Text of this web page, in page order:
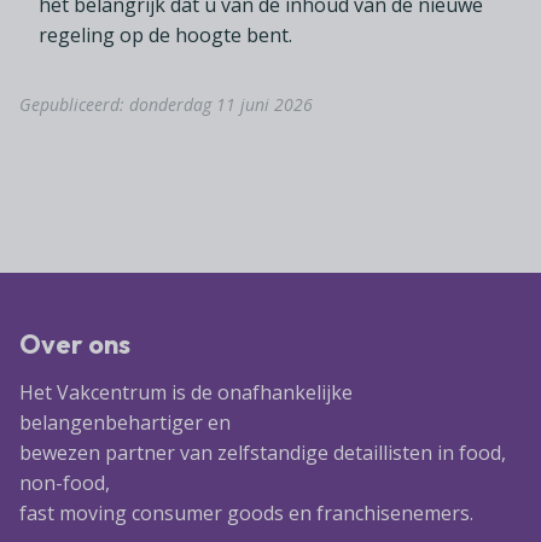
regeling op de hoogte bent.
Gepubliceerd: donderdag 11 juni 2026
Over ons
Het Vakcentrum is de onafhankelijke
belangenbehartiger en
bewezen partner van zelfstandige detaillisten in food,
non-food,
fast moving consumer goods en franchisenemers.